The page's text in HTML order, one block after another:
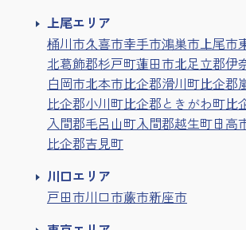
上尾エリア
桶川市久喜市幸手市鴻巣市 上尾市
北葛飾郡杉戸町蓮田市北足立郡伊
白岡市北本市比企郡滑川町比企郡
比企郡小川町比企郡ときがわ町比
入間郡毛呂山町入間郡越生町日高
比企郡吉見町
川口エリア
戸田市川口市蕨市新座市